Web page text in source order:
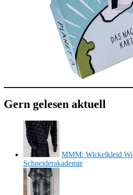
Gern gelesen aktuell
MMM: Wickelkleid
Schneiderakademie